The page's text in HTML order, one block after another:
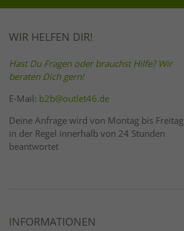
WIR HELFEN DIR!
Hast Du Fragen oder brauchst Hilfe? Wir
beraten Dich gern!
E-Mail: b2b@outlet46.de
Deine Anfrage wird von Montag bis Freitag
in der Regel innerhalb von 24 Stunden
beantwortet
INFORMATIONEN